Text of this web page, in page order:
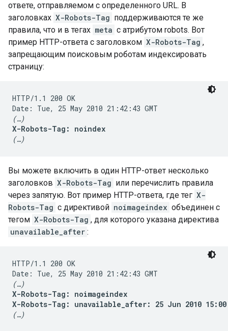
ответе, отправляемом с определенного URL. В
заголовках X-Robots-Tag поддерживаются те же
правила, что и в тегах meta с атрибутом robots. Вот
пример HTTP-ответа с заголовком X-Robots-Tag ,
запрещающим поисковым роботам индексировать
страницу:
HTTP/1.1 200 OK
(…)
X-Robots-Tag: noindex
(…)
Вы можете включить в один HTTP-ответ несколько
заголовков X-Robots-Tag или перечислить правила
через запятую. Вот пример HTTP-ответа, где тег X-
Robots-Tag с директивой noimageindex объединен с
тегом X-Robots-Tag , для которого указана директива
unavailable_after :
HTTP/1.1 200 OK
(…)
X-Robots-Tag: noimageindex
X-Robots-Tag: unavailable_after: 25 Jun 2010
(…)